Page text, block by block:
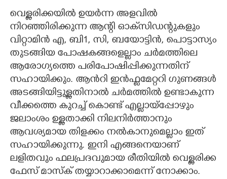
വെള്ളരിക്കയിൽ ഉയർന്ന അളവിൽ
നിറഞ്ഞിരിക്കുന്ന ആന്റി ഓക്‌സിഡന്റുകളും
വിറ്റാമിൻ എ, ബി1, സി, ബയോട്ടിൻ, പൊട്ടാസ്യം
തുടങ്ങിയ പോഷകങ്ങളെല്ലാം ചർമത്തിലെ
ആരോഗ്യത്തെ പരിപോഷിപ്പിക്കുന്നതിന്
സഹായിക്കും. ആൻറി ഇൻഫ്ളമേറ്ററി ഗുണങ്ങൾ
അടങ്ങിയിട്ടുള്ളതിനാൽ ചർമത്തിൽ ഉണ്ടാകുന്ന
വീക്കത്തെ കുറച്ച് കൊണ്ട് എല്ലായ്പ്പോഴും
ജലാംശം ഉള്ളതാക്കി നിലനിർത്താനും
ആവശ്യമായ തിളക്കം നൽകാനുമെല്ലാം ഇത്
സഹായിക്കുന്നു. ഇനി എങ്ങനെയാണ്
ലളിതവും ഫലപ്രദവുമായ രീതിയിൽ വെള്ളരിക്ക
ഫേസ് മാസ്ക് തയ്യാറാക്കാമെന്ന് നോക്കാം.